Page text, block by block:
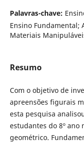
Palavras-chave:
Ensino Fundamental;
Materiais
Resumo
Com o objetivo de
apreensões figurais
esta pesquisa
estudantes do 8º ano
geométrico.